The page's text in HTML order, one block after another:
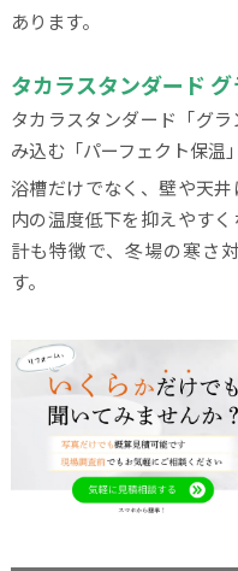
あります。
タカラスタンダード
タカラスタンダード「グ
み込む「パーフェクト保温
浴槽だけでなく、壁や天
内の温度低下を抑えやす
計も特徴で、冬場の寒さ
す。